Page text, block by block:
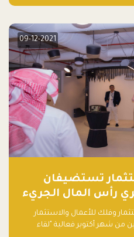
المحدودة وتسارع القابضة
09-12-2021
تستضيفان
رأس المال الجريء
وفلك للأعمال والاستثمار
من شهر أكتوبر فعالية "لقاء